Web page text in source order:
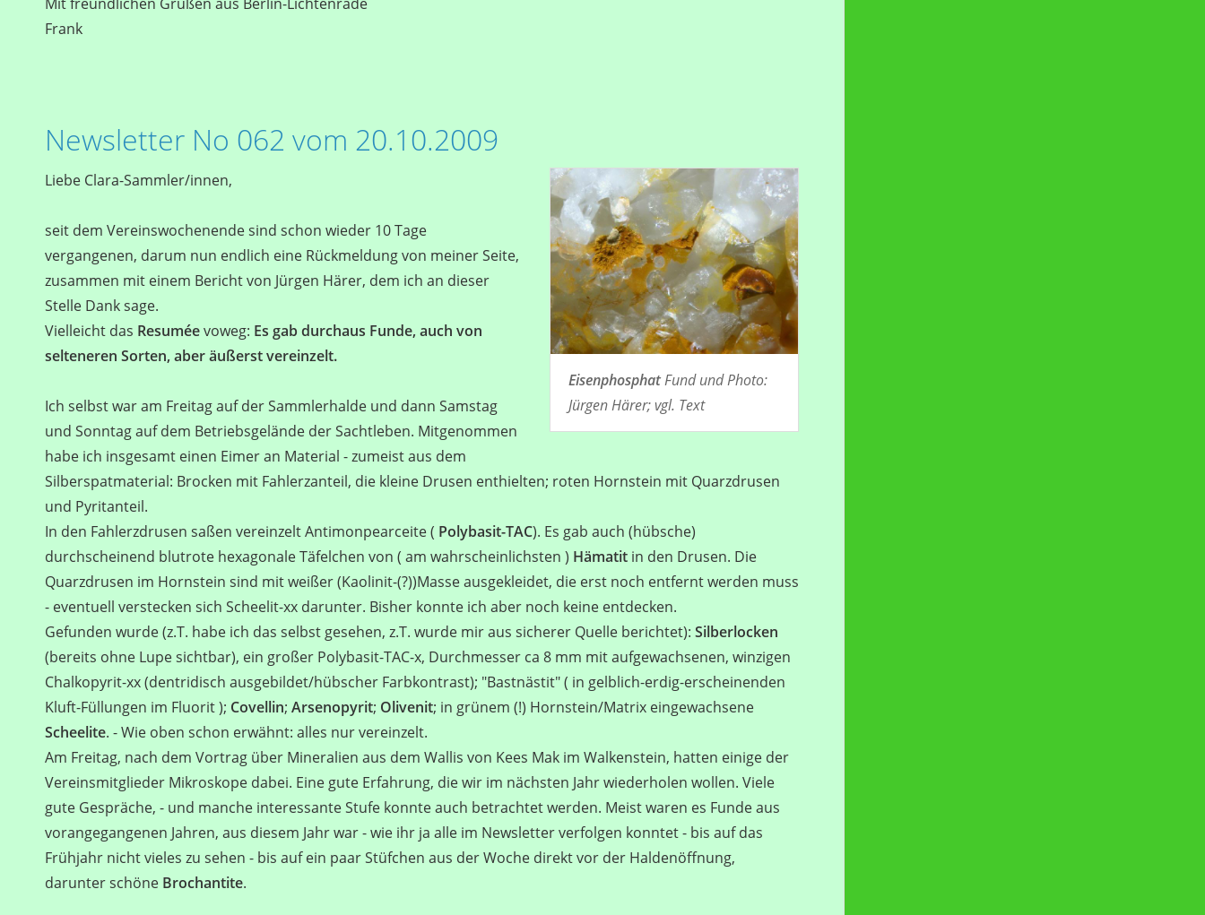
Frank
Newsletter No 062 vom 20.10.2009
EisenphosphatFund und Photo:
Jürgen Härer; vgl. Text
Liebe Clara-Sammler/innen,
seit dem Vereinswochenende sind schon wieder 10 Tage
vergangenen, darum nun endlich eine Rückmeldung von meiner Seite,
zusammen mit einem Bericht von Jürgen Härer, dem ich an dieser
Stelle Dank sage.
Vielleicht das Resuméevoweg: Es gab durchaus Funde, auch von
selteneren Sorten, aber äußerst vereinzelt.
Ich selbst war am Freitag auf der Sammlerhalde und dann Samstag
und Sonntag auf dem Betriebsgelände der Sachtleben. Mitgenommen
habe ich insgesamt einen Eimer an Material - zumeist aus dem
Silberspatmaterial: Brocken mit Fahlerzanteil, die kleine Drusen enthielten; roten Hornstein mit Quarzdrusen
und Pyritanteil.
In den Fahlerzdrusen saßen vereinzelt Antimonpearceite ( Polybasit-TAC). Es gab auch (hübsche)
durchscheinend blutrote hexagonale Täfelchen von ( am wahrscheinlichsten ) Hämatit in den Drusen. Die
Quarzdrusen im Hornstein sind mit weißer (Kaolinit-(?))Masse ausgekleidet, die erst noch entfernt werden muss
- eventuell verstecken sich Scheelit-xx darunter. Bisher konnte ich aber noch keine entdecken.
Gefunden wurde (z.T. habe ich das selbst gesehen, z.T. wurde mir aus sicherer Quelle berichtet): Silberlocken
(bereits ohne Lupe sichtbar), ein großer Polybasit-TAC-x, Durchmesser ca 8 mm mit aufgewachsenen, winzigen
Chalkopyrit-xx (dentridisch ausgebildet/hübscher Farbkontrast); "Bastnästit" ( in gelblich-erdig-erscheinenden
Kluft-Füllungen im Fluorit ); Covellin; Arsenopyrit; Olivenit; in grünem (!) Hornstein/Matrix eingewachsene
Scheelite. - Wie oben schon erwähnt: alles nur vereinzelt.
Am Freitag, nach dem Vortrag über Mineralien aus dem Wallis von Kees Mak im Walkenstein, hatten einige der
Vereinsmitglieder Mikroskope dabei. Eine gute Erfahrung, die wir im nächsten Jahr wiederholen wollen. Viele
gute Gespräche, - und manche interessante Stufe konnte auch betrachtet werden. Meist waren es Funde aus
vorangegangenen Jahren, aus diesem Jahr war - wie ihr ja alle im Newsletter verfolgen konntet - bis auf das
Frühjahr nicht vieles zu sehen - bis auf ein paar Stüfchen aus der Woche direkt vor der Haldenöffnung,
darunter schöne Brochantite.